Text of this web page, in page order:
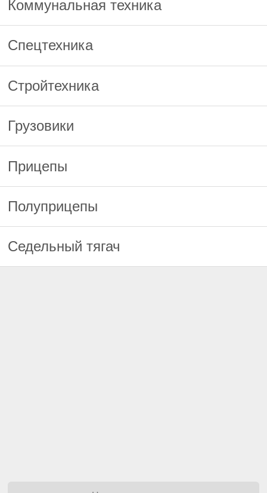
Коммунальная техника
Спецтехника
Стройтехника
Грузовики
Прицепы
Полуприцепы
Седельный тягач